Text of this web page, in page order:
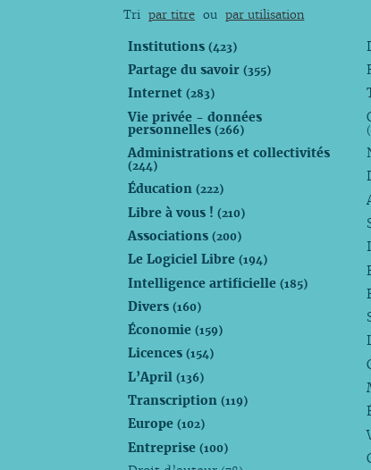
Tri par titre ou par utilisation
Institutions(423)
Partage du savoir(355)
Internet(283)
Vie privée - données
personnelles(266)
Administrations et collectivités
(244)
Éducation(222)
Libre à vous !(210)
Associations(200)
Le Logiciel Libre(194)
Intelligence artificielle(185)
Divers(160)
Économie(159)
Licences(154)
L’April(136)
Transcription(119)
Europe(102)
Entreprise(100)